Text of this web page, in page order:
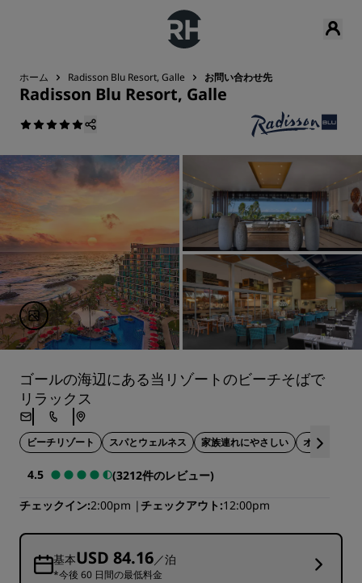
ホーム Radisson Blu Resort, Galle お問い合わせ先
Radisson Blu Resort, Galle
ゴールの海辺にある当リゾートのビーチそばで
リラックス
ビーチリゾート スパとウェルネス 家族連れにやさしい オンサイト
4.5
(3212件のレビュー)
チェックイン 2:00pm チェックアウト 12:00pm
基本USD 84.16／泊
*今後 60 日間の最低料金